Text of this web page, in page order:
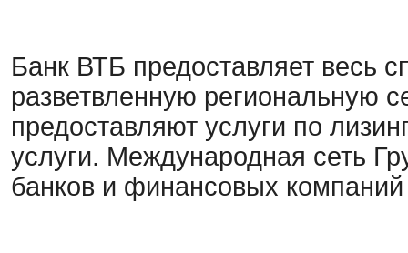
Банк ВТБ предоставляет весь
разветвленную региональную
предоставляют услуги по
услуги. Международная сеть
банков и финансовых